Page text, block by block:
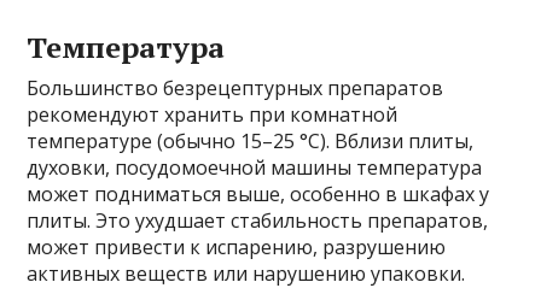
Температура
Большинство безрецептурных препаратов
рекомендуют хранить при комнатной
температуре (обычно 15–25 °C). Вблизи плиты,
духовки, посудомоечной машины температура
может подниматься выше, особенно в шкафах у
плиты. Это ухудшает стабильность препаратов,
может привести к испарению, разрушению
активных веществ или нарушению упаковки.